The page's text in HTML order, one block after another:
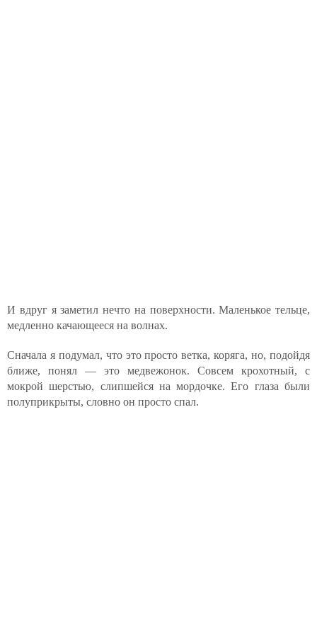
И вдруг я заметил нечто на поверхности. Маленькое тельце,
медленно качающееся на волнах.
Сначала я подумал, что это просто ветка, коряга, но, подойдя
ближе, понял — это медвежонок. Совсем крохотный, с
мокрой шерстью, слипшейся на мордочке. Его глаза были
полуприкрыты, словно он просто спал.